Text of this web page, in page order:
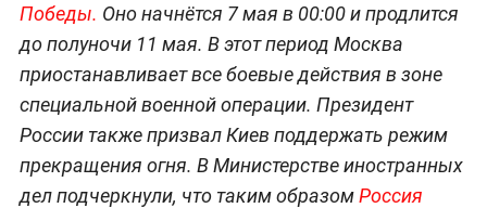
Победы. Оно начнётся 7 мая в 00:00 и продлится
до полуночи 11 мая. В этот период Москва
приостанавливает все боевые действия в зоне
специальной военной операции. Президент
России также призвал Киев поддержать режим
прекращения огня. В Министерстве иностранных
дел подчеркнули, что таким образомРоссия